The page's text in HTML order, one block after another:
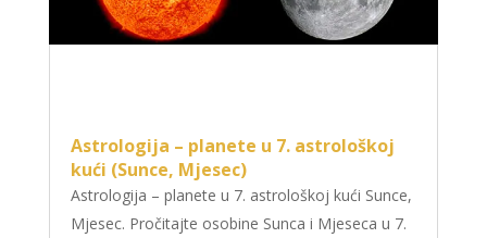
Astrologija – planete u 7. astrološkoj
kući (Sunce, Mjesec)
Astrologija – planete u 7. astrološkoj kući Sunce,
Mjesec. Pročitajte osobine Sunca i Mjeseca u 7.